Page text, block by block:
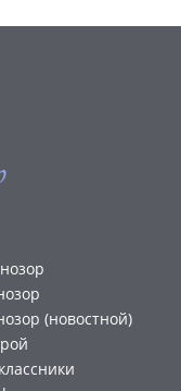
(новостной)